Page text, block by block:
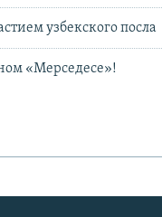
узбекского посла
«Мерседесе»!